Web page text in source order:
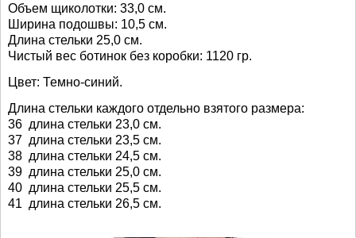
Объем щиколотки: 33,0 см.
Ширина подошвы: 10,5 см.
Длина стельки 25,0 см.
Чистый вес ботинок без коробки: 1120 гр.
Цвет: Темно-синий.
Длина стельки каждого отдельно взятого размера:
36 длина стельки 23,0 см.
37 длина стельки 23,5 см.
38 длина стельки 24,5 см.
39 длина стельки 25,0 см.
40 длина стельки 25,5 см.
41 длина стельки 26,5 см.